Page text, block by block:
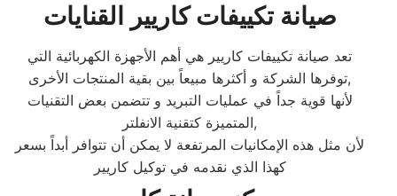
صيانة تكييفات كاريير القنايات
تعد صيانة تكييفات كاريير هي أهم الأجهزة الكهربائية التي
توفرها الشركة و أكثرها مبيعاً بين بقية المنتجات الأخرى,
لأنها قوية جداً في عمليات التبريد و تتضمن بعض التقنيات
المتميزة كتقنية الانفلتر,
لأن مثل هذه الإمكانيات المرتفعة لا يمكن أن تتوافر أبداً بسعر
كهذا الذي نقدمه في توكيل كاريير